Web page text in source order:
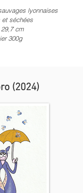
lyonnaises
et séchées
29,7 cm
300g
(2024)